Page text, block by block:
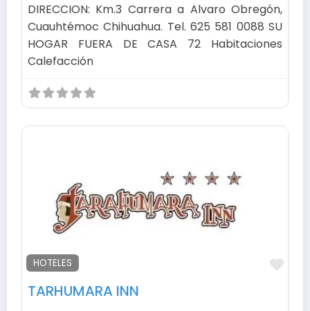
DIRECCION: Km.3 Carrera a Alvaro Obregón,
Cuauhtémoc Chihuahua. Tel. 625 581 0088 SU
HOGAR FUERA DE CASA 72 Habitaciones
Calefacción
HOTELES
TARHUMARA INN